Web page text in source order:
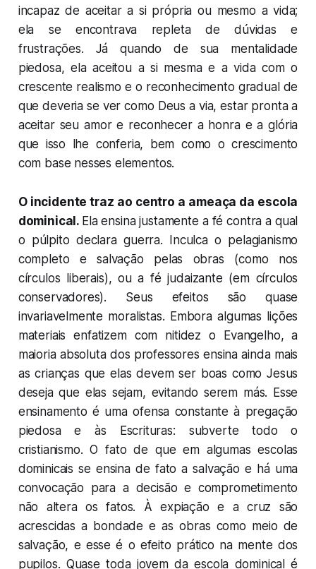
incapaz de aceitar a si própria ou mesmo a vida;
ela se encontrava repleta de dúvidas e
frustrações. Já quando de sua mentalidade
piedosa, ela aceitou a si mesma e a vida com o
crescente realismo e o reconhecimento gradual de
que deveria se ver como Deus a via, estar pronta a
aceitar seu amor e reconhecer a honra e a glória
que isso lhe conferia, bem como o crescimento
com base nesses elementos.
O incidente traz ao centro a ameaça da escola
dominical. Ela ensina justamente a fé contra a qual
o púlpito declara guerra. Inculca o pelagianismo
completo e salvação pelas obras (como nos
círculos liberais), ou a fé judaizante (em círculos
conservadores). Seus efeitos são quase
invariavelmente moralistas. Embora algumas lições
materiais enfatizem com nitidez o Evangelho, a
maioria absoluta dos professores ensina ainda mais
as crianças que elas devem ser boas como Jesus
deseja que elas sejam, evitando serem más. Esse
ensinamento é uma ofensa constante à pregação
piedosa e às Escrituras: subverte todo o
cristianismo. O fato de que em algumas escolas
dominicais se ensina de fato a salvação e há uma
convocação para a decisão e comprometimento
não altera os fatos. À expiação e a cruz são
acrescidas a bondade e as obras como meio de
salvação, e esse é o efeito prático na mente dos
pupilos. Quase toda jovem da escola dominical é